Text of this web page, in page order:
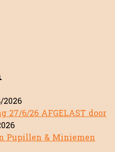
2026
27/6/26 AFGELAST door
Pupillen & Miniemen